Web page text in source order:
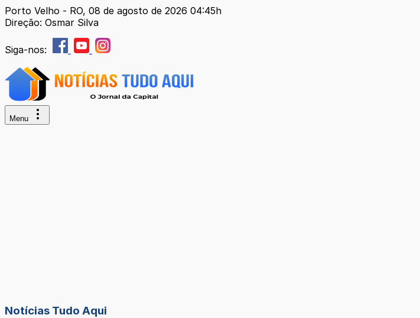
Porto Velho - RO, 08 de agosto de 2026 04:45h
Direção: Osmar Silva
Siga-nos:
Menu
Notícias Tudo Aqui